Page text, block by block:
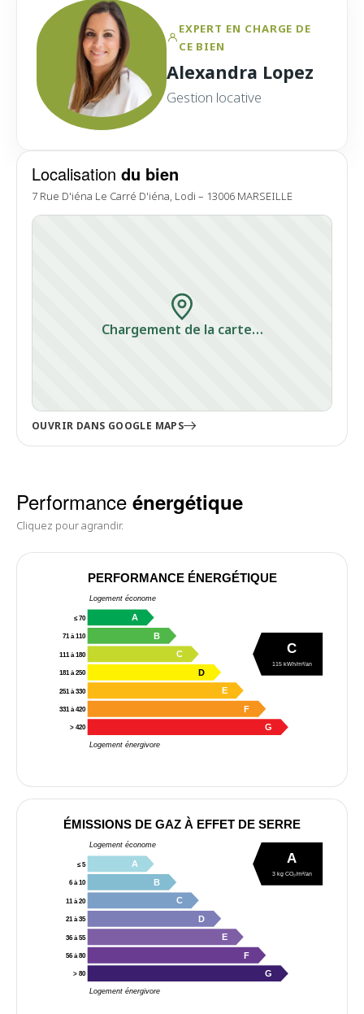
Localisation du bien
7 Rue D'iéna Le Carré D'iéna, Lodi – 13006 MARSEILLE
Chargement de la carte…
OUVRIR DANS GOOGLE MAPS
EXPERT EN CHARGE DE
CE BIEN
Alexandra Lopez
Gestion locative
Performance énergétique
Cliquez pour agrandir.
PERFORMANCE ÉNERGÉTIQUE
Logement économe
Logement énergivore
≤ 70 A
71 à 110 B
111 à 180 C
181 à 250 D
251 à 330 E
331 à 420 F
> 420 G
C
115 kWh/m²/an
ÉMISSIONS DE GAZ À EFFET DE SERRE
Logement économe
Logement énergivore
≤ 5 A
6 à 10 B
11 à 20 C
21 à 35 D
36 à 55 E
56 à 80 F
> 80 G
A
3 kg CO₂/m²/an